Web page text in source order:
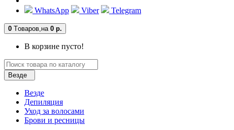
WhatsApp Viber Telegram
0 Tоваров, на 0 р.
В корзине пусто!
Везде
Везде
Депиляция
Уход за волосами
Брови и ресницы